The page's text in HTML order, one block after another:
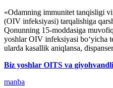
«Odamning immunitet tanqisligi
(OIV infeksiyasi) tarqalishiga
Qonunning 15-moddasiga
yoshlar OIV infeksiyasi bo‘yicha
ularda kasallik aniqlansa,
Biz yoshlar OITS va
manba